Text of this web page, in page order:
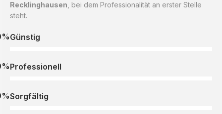
Recklinghausen , bei dem Professionalität an erster Stelle
steht.
Günstig
Professionell
Sorgfältig